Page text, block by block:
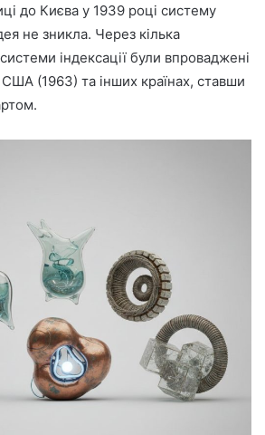
до Києва у 1939 році систему
не зникла. Через кілька
індексації були впроваджені
(1963) та інших країнах, ставши